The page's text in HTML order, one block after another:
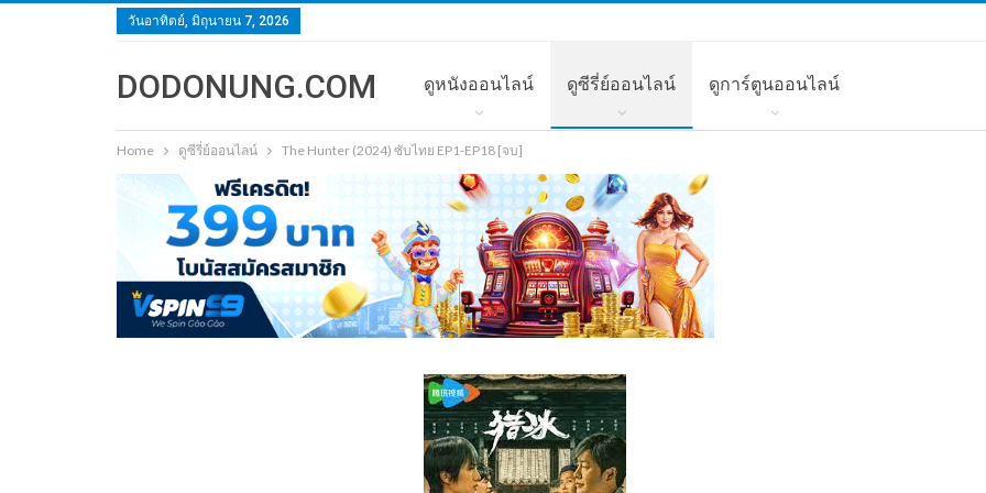
วันอาทิตย์, มิถุนายน 7, 2026
DODONUNG.COM ดูหนังออนไลน์ ดูซีรี่ย์ออนไลน์ ดูการ์ตูนออนไลน์
Home ดูซีรี่ย์ออนไลน์ The Hunter (2024) ซับไทย EP1-EP18 [จบ]